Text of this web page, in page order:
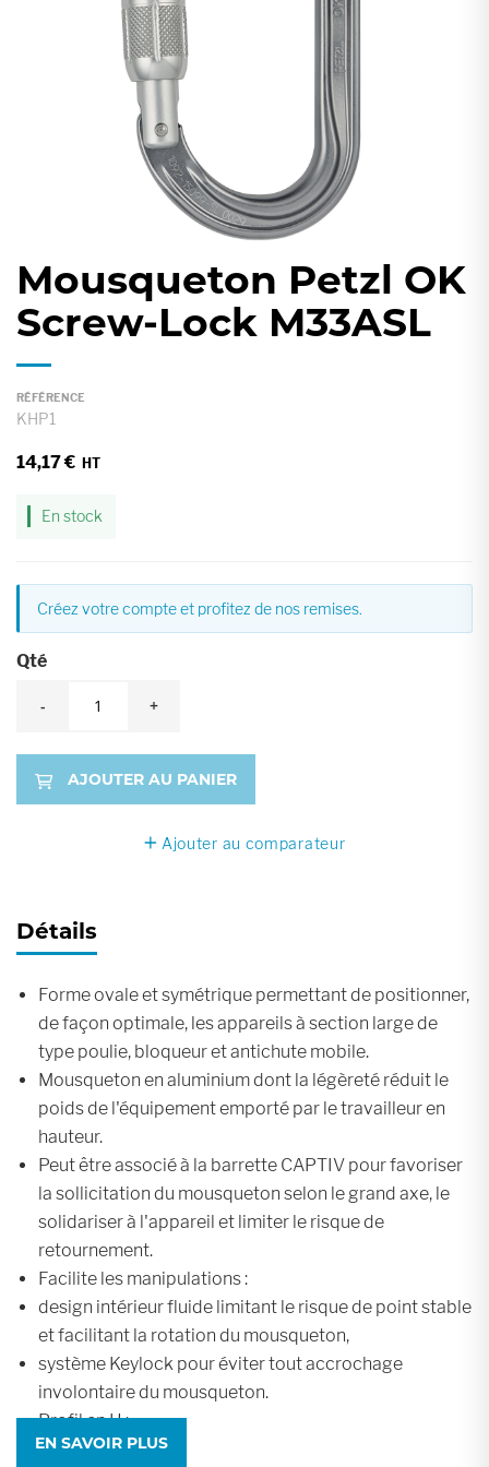
Skip
to
the
the
gallery
Mousqueton Petzl OK
Screw-Lock M33ASL
RÉFÉRENCE
KHP1
14,17 €
En stock
Créez votre compte et profitez de nos remises.
Qté
- +
AJOUTER AU PANIER
Ajouter au comparateur
Détails
Forme ovale et symétrique permettant de positionner,
de façon optimale, les appareils à section large de
type poulie, bloqueur et antichute mobile.
Mousqueton en aluminium dont la légèreté réduit le
poids de l'équipement emporté par le travailleur en
hauteur.
Peut être associé à la barrette CAPTIV pour favoriser
la sollicitation du mousqueton selon le grand axe, le
solidariser à l'appareil et limiter le risque de
retournement.
Facilite les manipulations :
design intérieur fluide limitant le risque de point stable
et facilitant la rotation du mousqueton,
système Keylock pour éviter tout accrochage
involontaire du mousqueton.
Profil en H :
assure un rapport résistance/légèreté optimal,
EN SAVOIR PLUS